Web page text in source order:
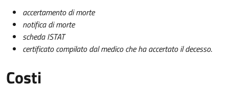
accertamento di morte
notifica di morte
scheda ISTAT
certificato compilato dal medico che ha accertato il decesso.
Costi